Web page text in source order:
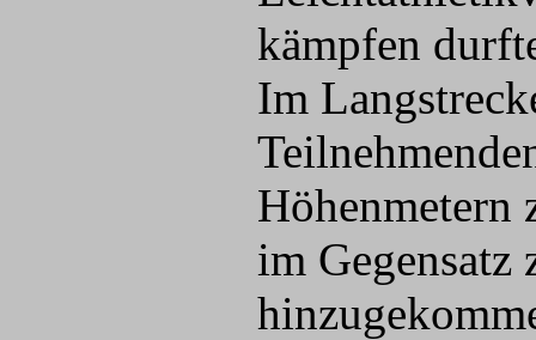
kämpfen
Im
Höhenmetern
im Gegensatz